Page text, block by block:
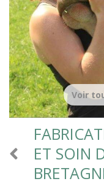
ET SOIN
Voir